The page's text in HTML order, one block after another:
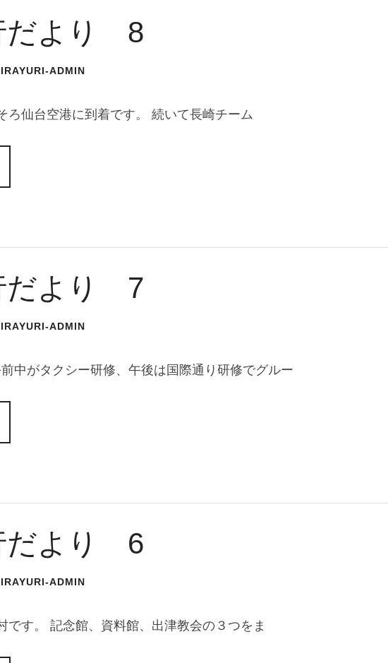
だより 8
ADMIN
仙台空港に到着です。 続いて長崎チーム
だより 7
ADMIN
中がタクシー研修、午後は国際通り研修でグルー
だより 6
ADMIN
す。 記念館、資料館、出津教会の３つをま